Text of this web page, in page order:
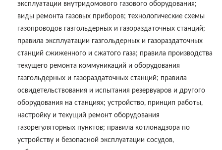
эксплуатации внутридомового газового оборудования;
виды ремонта газовых приборов; технологические схемы
газопроводов газгольдерных и газораздаточных станций;
правила эксплуатации газгольдерных и газораздаточных
станций сжиженного и сжатого газа; правила производства
текущего ремонта коммуникаций и оборудования
газгольдерных и газораздаточных станций; правила
освидетельствования и испытания резервуаров и другого
оборудования на станциях; устройство, принцип работы,
настройку и текущий ремонт оборудования
газорегуляторных пунктов; правила котлонадзора по
устройству и безопасной эксплуатации сосудов,